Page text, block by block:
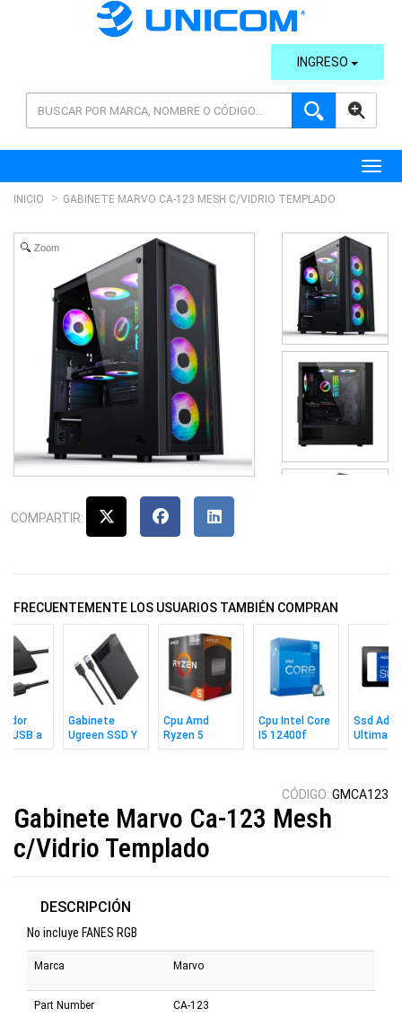
AVANZADA
INGRESO
INICIO GABINETE MARVO CA-123 MESH C/VIDRIO TEMPLADO
Zoom
COMPARTIR:
FRECUENTEMENTE LOS USUARIOS TAMBIÉN COMPRAN
USB a
para
Gabinete
Ugreen SSD Y
HDD 2.5" USB
Cpu Amd
Ryzen 5
5600gt Am4
Cpu Intel Core
I5 12400f
S1700 S/video
Ssd
Ultimate
Su650
CÓDIGO: GMCA123
Gabinete Marvo Ca-123 Mesh
c/Vidrio Templado
DESCRIPCIÓN
No incluye FANES RGB
Marca Marvo
Part Number CA-123